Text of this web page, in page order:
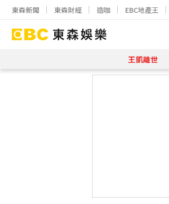
東森新聞 東森財經 造咖 EBC地產王
王凱離世